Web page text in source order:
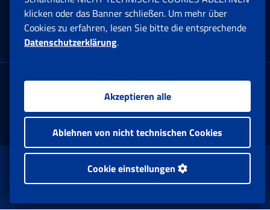
Cookie einstellungen
Multikanal-Contact Center
Firmensitz:
Via Ciro il Grande, 21
00144 Roma
www.inps.gov.it © 1997-2025
Istituto Nazionale Previdenza Sociale.
klicken oder das Banner schließen. Um mehr über
Cookies zu erfahren, lesen Sie bitte die entsprechende
Datenschutzerklärung.
Akzeptieren alle
Ablehnen von nicht technischen Cookies
Cookie einstellungen